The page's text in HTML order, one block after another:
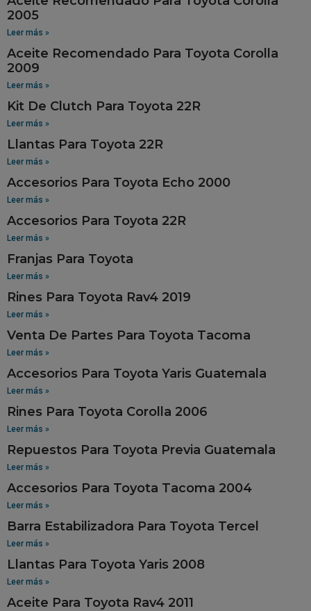
2005
Leer más »
Aceite Recomendado Para Toyota Corolla
2009
Leer más »
Kit De Clutch Para Toyota 22R
Leer más »
Llantas Para Toyota 22R
Leer más »
Accesorios Para Toyota Echo 2000
Leer más »
Accesorios Para Toyota 22R
Leer más »
Franjas Para Toyota
Leer más »
Rines Para Toyota Rav4 2019
Leer más »
Venta De Partes Para Toyota Tacoma
Leer más »
Accesorios Para Toyota Yaris Guatemala
Leer más »
Rines Para Toyota Corolla 2006
Leer más »
Repuestos Para Toyota Previa Guatemala
Leer más »
Accesorios Para Toyota Tacoma 2004
Leer más »
Barra Estabilizadora Para Toyota Tercel
Leer más »
Llantas Para Toyota Yaris 2008
Leer más »
Aceite Para Toyota Rav4 2011